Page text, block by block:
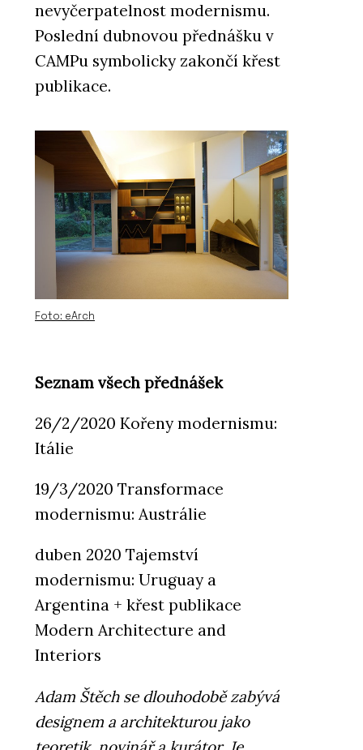
nevyčerpatelnost modernismu.
Poslední dubnovou přednášku v
CAMPu symbolicky zakončí křest
publikace.
Foto: eArch
Seznam všech přednášek
26/2/2020 Kořeny modernismu:
Itálie
19/3/2020 Transformace
modernismu: Austrálie
duben 2020 Tajemství
modernismu: Uruguay a
Argentina + křest publikace
Modern Architecture and
Interiors
Adam Štěch se dlouhodobě zabývá
designem a architekturou jako